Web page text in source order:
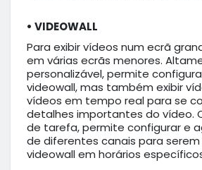
• VIDEOWALL
Para exibir vídeos num ecrã
em várias ecrãs menores.
personalizável, permite
videowall, mas também exibir
vídeos em tempo real para se
detalhes importantes do vídeo.
de tarefa, permite configurar e
de diferentes canais para serem
videowall em horários